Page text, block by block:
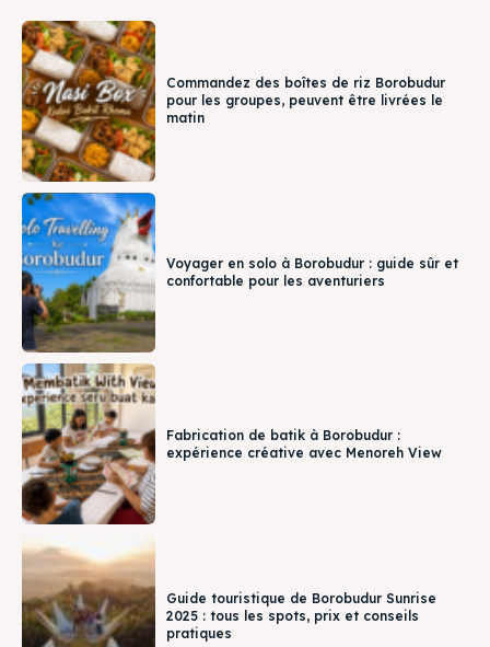
Commandez des boîtes de riz Borobudur
pour les groupes, peuvent être livrées le
matin
Voyager en solo à Borobudur : guide sûr et
confortable pour les aventuriers
Fabrication de batik à Borobudur :
expérience créative avec Menoreh View
Guide touristique de Borobudur Sunrise
2025 : tous les spots, prix et conseils
pratiques